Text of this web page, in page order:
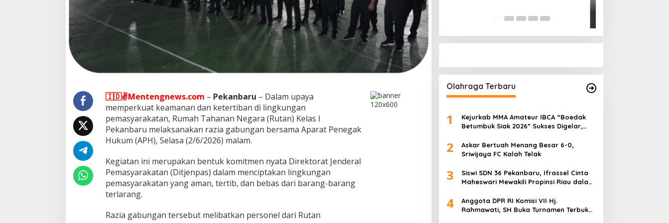
e
k
u
K
e
a
m
a
n
n
d
a
m
🇮🇩✌️Mentengnews.com – Pekanbaru – Dalam upaya
memperkuat keamanan dan ketertiban di lingkungan
pemasyarakatan, Rumah Tahanan Negara (Rutan) Kelas I
Pekanbaru melaksanakan razia gabungan bersama Aparat Penegak
Hukum (APH), Selasa (2/6/2026) malam.
Kegiatan ini merupakan bentuk komitmen nyata Direktorat Jenderal
Pemasyarakatan (Ditjenpas) dalam menciptakan lingkungan
pemasyarakatan yang aman, tertib, dan bebas dari barang-barang
terlarang.
Razia gabungan tersebut melibatkan personel dari Rutan
Olahraga Terbaru
1
Kejurkab MMA Amateur IBCA “Boedak
Betumbuk Siak 2026” Sukses Digelar,
2
Askar Bertuah Menang Besar 6-0,
Sriwijaya FC Kalah Telak
3
Siswi SDN 36 Pekanbaru, Ifrassel Cinta
Maheswari Mewakili Propinsi Riau dalam
Senam Putri
4
Anggota DPR RI Komisi VII Hj.
Rahmawati, SH Buka Turnamen Terbuka